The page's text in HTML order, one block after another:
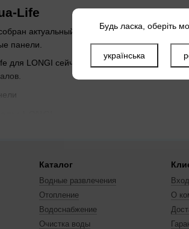
Life
актуальный ассортимент LONGI в
панели.
для LONGI сейчас 1 товар. Такая
LONGI, менеджер Aqua-Life
Каталог
Водные развлечения
Отопление
Водоснабжение
Очистка воды
О
Будь ласка, оберіть
українська